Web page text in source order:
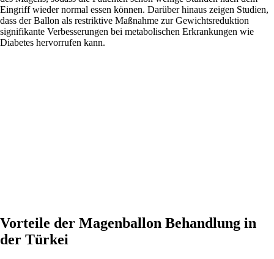
Eingriff wieder normal essen können. Darüber hinaus zeigen Studien,
dass der Ballon als restriktive Maßnahme zur Gewichtsreduktion
signifikante Verbesserungen bei metabolischen Erkrankungen wie
Diabetes hervorrufen kann.
Vorteile der Magenballon Behandlung in
der Türkei